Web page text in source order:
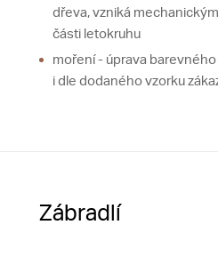
dřeva, vzniká
části letokruhu
moření - úprava
i dle dodaného vzorku
Zábradlí